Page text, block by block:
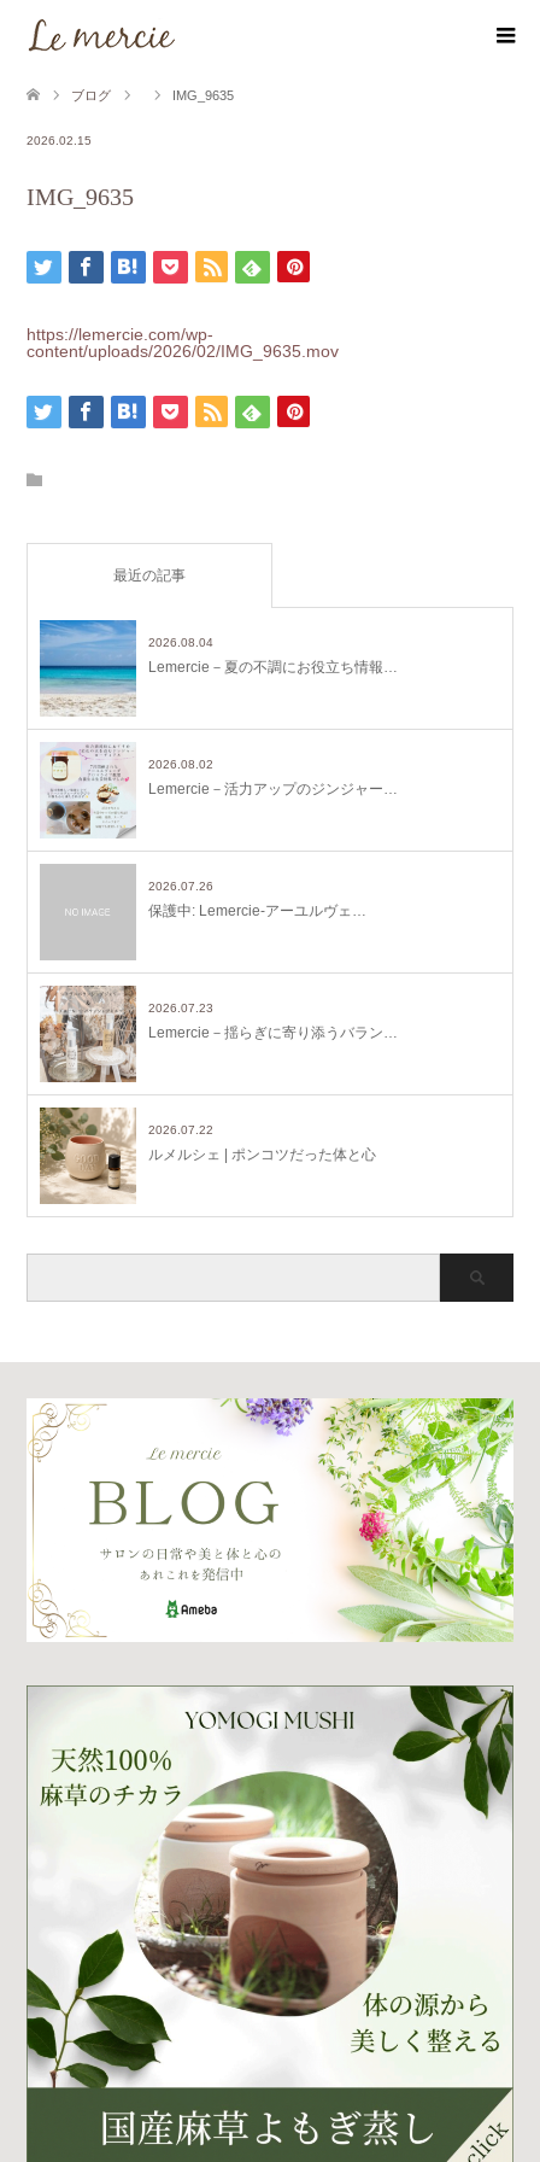
ブログ IMG_9635
2026.02.15
IMG_9635
https://lemercie.com/wp-
content/uploads/2026/02/IMG_9635.mov
最近の記事
2026.08.04
Lemercie－夏の不調にお役立ち情報…
2026.08.02
Lemercie－活力アップのジンジャー…
2026.07.26
保護中: Lemercie-アーユルヴェ…
2026.07.23
Lemercie－揺らぎに寄り添うバラン…
2026.07.22
ルメルシェ | ポンコツだった体と心